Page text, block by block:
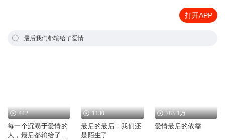
打开APP
最后我们都输给了爱情
442
每一个沉溺于爱情的
人，最后都输给了谎
1130
最后的最后，我们还
是陌生了
783.1万
爱情最后的依靠